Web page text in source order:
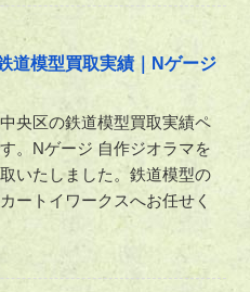
道模型買取実績｜Nゲージ
央区の鉄道模型買取実績ペ
。Nゲージ 自作ジオラマを
いたしました。鉄道模型の
ートイワークスへお任せく